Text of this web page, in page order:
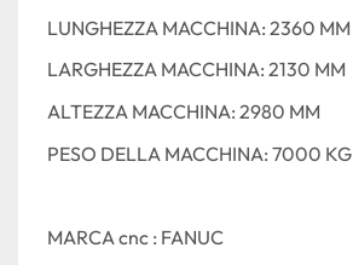
LUNGHEZZA MACCHINA: 2360 MM
LARGHEZZA MACCHINA: 2130 MM
ALTEZZA MACCHINA: 2980 MM
PESO DELLA MACCHINA: 7000 KG
MARCA cnc : FANUC